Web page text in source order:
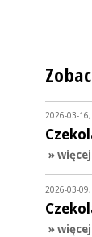
2026-03-
» więcej
2026-03-
» więcej